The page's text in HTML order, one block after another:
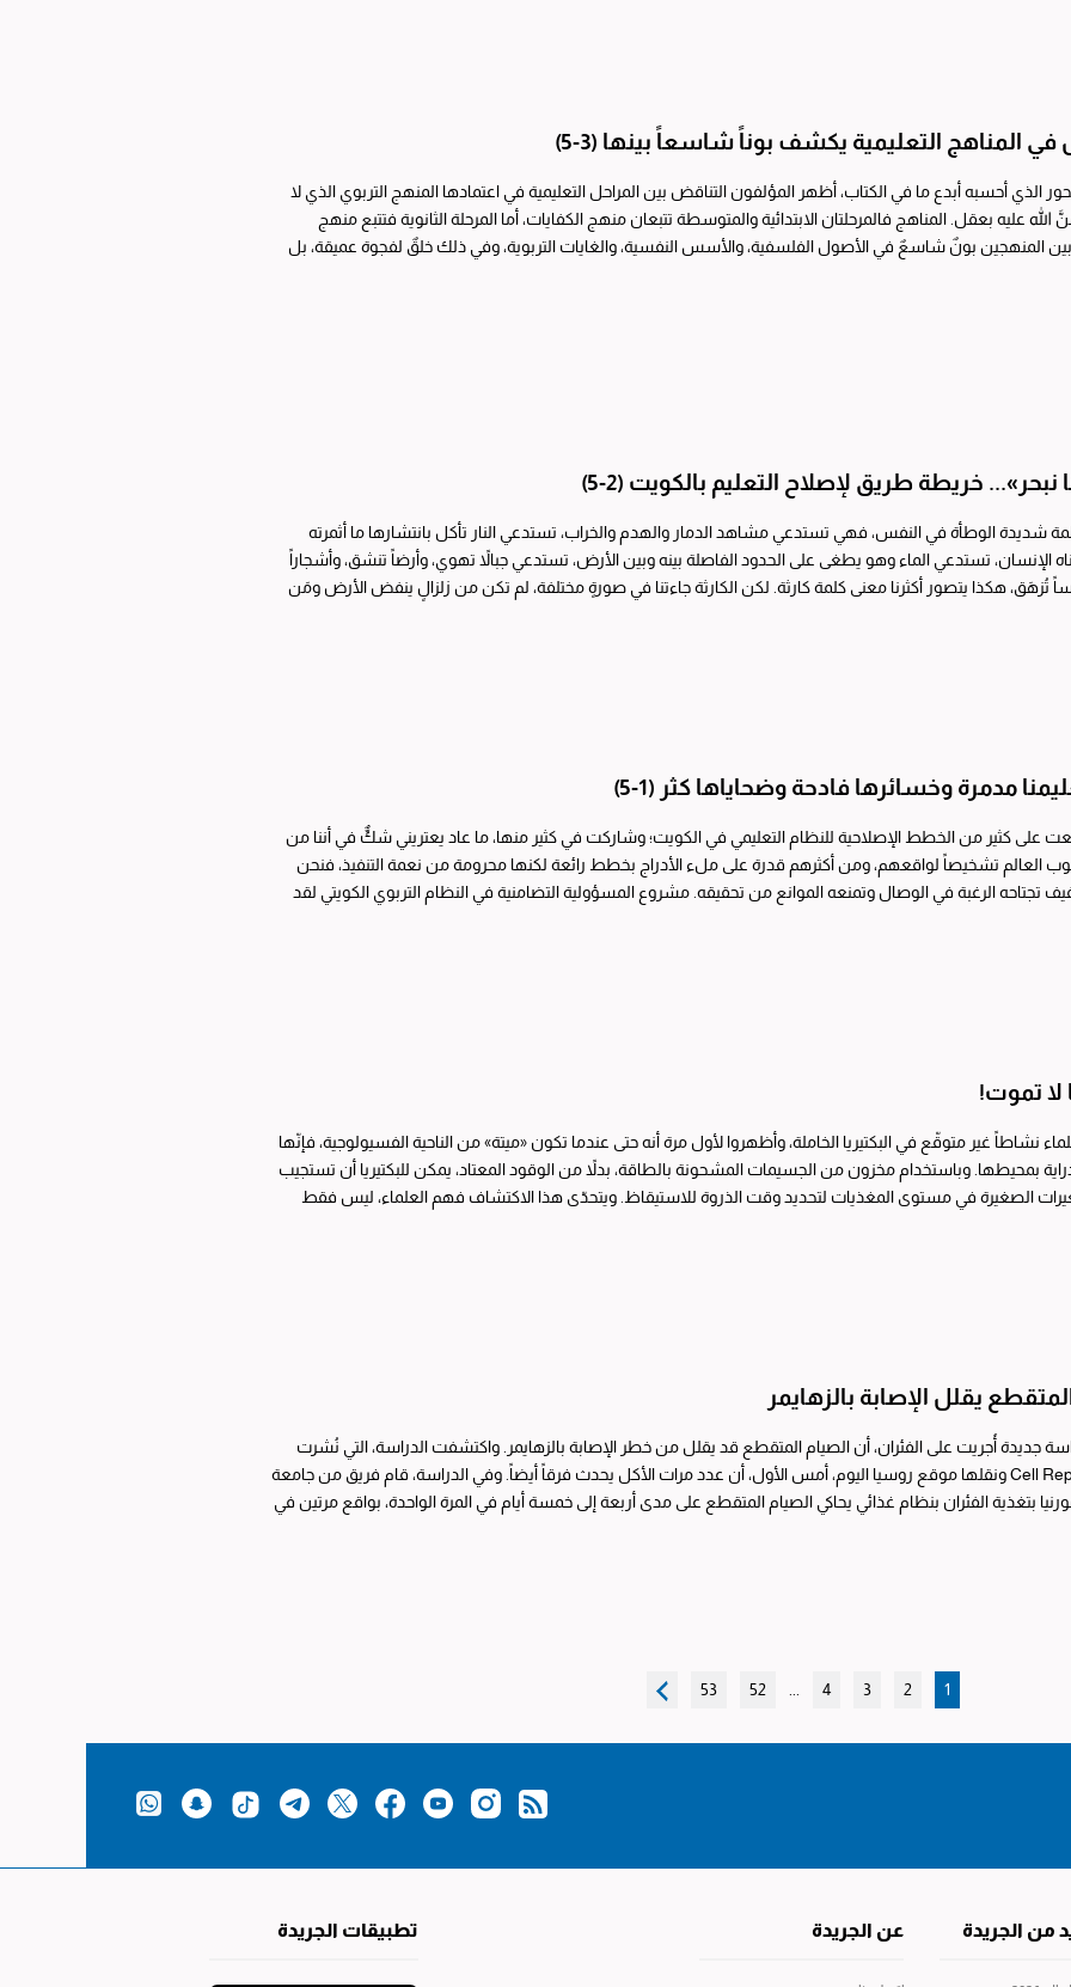
في المناهج التعليمية يكشف بوناً شاسعاً بينها (3-5)
الذي أحسبه أبدع ما في الكتاب، أظهر المؤلفون التناقض بين المراحل التعليمية في اعتمادها المنهج التربوي الذي لا
يقبله مَن مَنَّ الله عليه بعقل. المناهج فالمرحلتان الابتدائية والمتوسطة تتبعان منهج الكفايات، أما المرحلة الثانوية فتتبع منهج
المنهجين بونٌ شاسعٌ في الأصول الفلسفية، والأسس النفسية، والغايات التربوية، وفي ذلك خلقٌ لفجوة عميقة، بل
خريطة طريق لإصلاح التعليم بالكويت (2-5)
شديدة الوطأة في النفس، فهي تستدعي مشاهد الدمار والهدم والخراب، تستدعي النار تأكل بانتشارها ما أثمرته
الإنسان، تستدعي الماء وهو يطغى على الحدود الفاصلة بينه وبين الأرض، تستدعي جبالاً تهوي، وأرضاً تنشق، وأشجاراً
تُقْلَع، ونفوساً تُزهَق، هكذا يتصور أكثرنا معنى كلمة كارثة. لكن الكارثة جاءتنا في صورةٍ مختلفة، لم تكن من زلزالٍ ينفض الأرض ومَن
مدمرة وخسائرها فادحة وضحاياها كثر (1-5)
على كثير من الخطط الإصلاحية للنظام التعليمي في الكويت؛ وشاركت في كثير منها، ما عاد يعتريني شكٌّ في أننا من
تشخيصاً لواقعهم، ومن أكثرهم قدرة على ملء الأدراج بخطط رائعة لكنها محرومة من نعمة التنفيذ، فنحن
بذلك كالعفيف تجتاحه الرغبة في الوصال وتمنعه الموانع من تحقيقه. مشروع المسؤولية التضامنية في النظام التربوي الكويتي لقد
الكويتية لتقدم...
لا تموت!
نشاطاً غير متوقّع في البكتيريا الخاملة، وأظهروا لأول مرة أنه حتى عندما تكون «ميتة» من الناحية الفسيولوجية، فإنّها
بمحيطها. وباستخدام مخزون من الجسيمات المشحونة بالطاقة، بدلاً من الوقود المعتاد، يمكن للبكتيريا أن تستجيب
الصغيرة في مستوى المغذيات لتحديد وقت الذروة للاستيقاظ. ويتحدّى هذا الاكتشاف فهم العلماء، ليس فقط
المرض،...
يقلل الإصابة بالزهايمر
جديدة أُجريت على الفئران، أن الصيام المتقطع قد يقلل من خطر الإصابة بالزهايمر. واكتشفت الدراسة، التي نُشرت
بمجلة Cell Reports ونقلها موقع روسيا اليوم، أمس الأول، أن عدد مرات الأكل يحدث فرقاً أيضاً. وفي الدراسة، قام فريق من جامعة
بتغذية الفئران بنظام غذائي يحاكي الصيام المتقطع على مدى أربعة إلى خمسة أيام في المرة الواحدة، بواقع مرتين في
هذه الدورات...
1
2
3
4
52
53
من الجريدة عن الجريدة تطبيقات الجريدة